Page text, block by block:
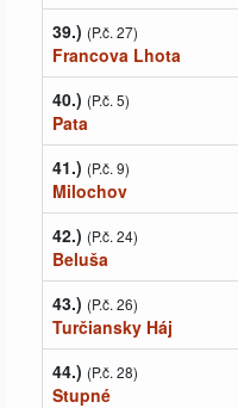
39.) (P.č. 27)
Francova Lhota
40.) (P.č. 5)
Pata
41.) (P.č. 9)
Milochov
42.) (P.č. 24)
Beluša
43.) (P.č. 26)
Turčiansky Háj
44.) (P.č. 28)
Stupné